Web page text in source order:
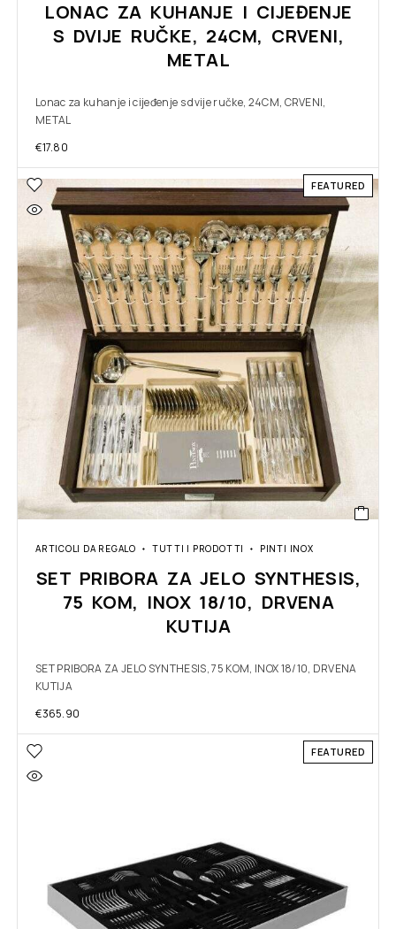
LONAC ZA KUHANJE I CIJEĐENJE
S DVIJE RUČKE, 24CM, CRVENI,
METAL
Lonac za kuhanje i cijeđenje s dvije ručke, 24CM, CRVENI,
METAL
€17.80
FEATURED
ARTICOLI DA REGALO TUTTI I PRODOTTI PINTI INOX
SET PRIBORA ZA JELO SYNTHESIS,
75 KOM, INOX 18/10, DRVENA
KUTIJA
SET PRIBORA ZA JELO SYNTHESIS, 75 KOM, INOX 18/10, DRVENA
KUTIJA
€365.90
FEATURED